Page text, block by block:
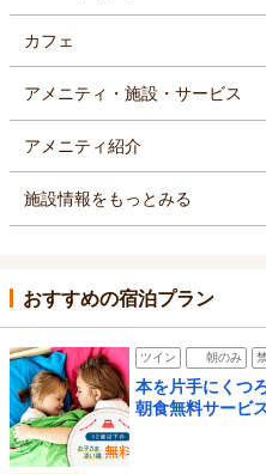
カフェ
アメニティ・施設・サービス
アメニティ紹介
施設情報をもっとみる
おすすめの宿泊プラン
ツイン 朝のみ
本を片手にくつ
朝食無料サー